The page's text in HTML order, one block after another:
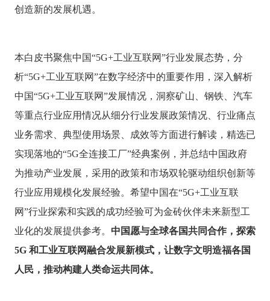
创造新的发展机遇。
本白皮书聚焦中国“5G+工业互联网”行业发展态势，分
析“5G+工业互联网”在数字经济中的重要作用，深入解析
中国“5G+工业互联网”发展情况，洞察矿山、钢铁、汽车
等重点行业应用情况从细分行业发展政策情况、行业痛点
业务需求、典型使用场景、成效等方面进行解读，精选已
实现落地的“5G全连接工厂”经典案例，并总结中国政府
为推动产业发展，采用的政策和市场双轮驱动组织创新等
行业应用规模化发展经验。希望中国在“5G+工业互联
网”行业探索和实践的成功经验可为金砖伙伴未来新型工
业化的发展提供参考。 中国愿与全球各国共同合作，探索
5G 和工业互联网融合发展新模式，让数字文明造福各国
人民，推动构建人类命运共同体。
提交